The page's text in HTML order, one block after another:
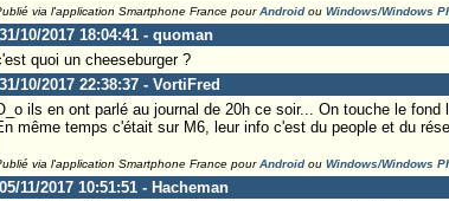
via l'application Smartphone France pourAndroidou Windows/Windows
31/10/2017 18:04:41 - quoman
quoi un cheeseburger ?
31/10/2017 22:38:37 - VortiFred
ils en ont parlé au journal de 20h ce soir... On touche le
même temps c'était sur M6, leur info c'est du people et du
via l'application Smartphone France pourAndroidou Windows/Windows
05/11/2017 10:51:51 - Hacheman